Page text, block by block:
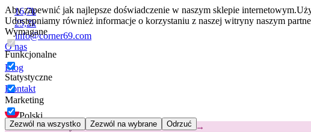
Aby zapewnić jak najlepsze doświadczenie w naszym sklepie internetowym.
Udostępniamy również informacje o korzystaniu z naszej witryny naszym
Wymagane
Funkcjonalne
Statystyczne
Marketing
Zezwól na wszystko Zezwól na wybrane Odrzuć
16,7k
25,2k
info@corner69.com
O nas
Blog
Kontakt
Polski
😽Svakom Klitty: 65 zł TANIEJKod: KLITTY →